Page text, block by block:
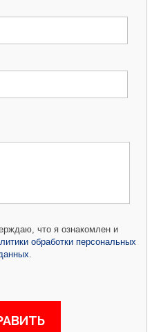
что я ознакомлен и
обработки персональных
.